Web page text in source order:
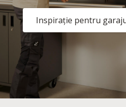
Inspirație pentru